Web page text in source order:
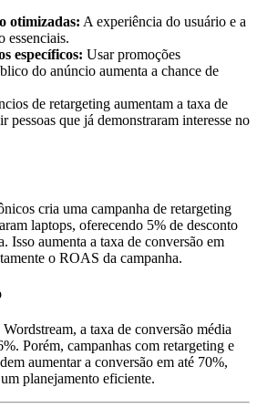
otimizadas: A experiência do usuário e a
essenciais.
específicos: Usar promoções
do anúncio aumenta a chance de
de retargeting aumentam a taxa de
pessoas que já demonstraram interesse no
cria uma campanha de retargeting
laptops, oferecendo 5% de desconto
Isso aumenta a taxa de conversão em
o ROAS da campanha.
a taxa de conversão média
Porém, campanhas com retargeting e
aumentar a conversão em até 70%,
planejamento eficiente.